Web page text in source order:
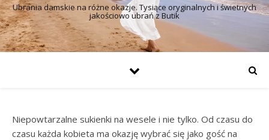
Ubrania damskie na różne okazje. Tysiące oryginalnych i świetnych
jakościowo ubrań z Butik
Niepowtarzalne sukienki na wesele i nie tylko. Od czasu do
czasu każda kobieta ma okazję wybrać się jako gość na